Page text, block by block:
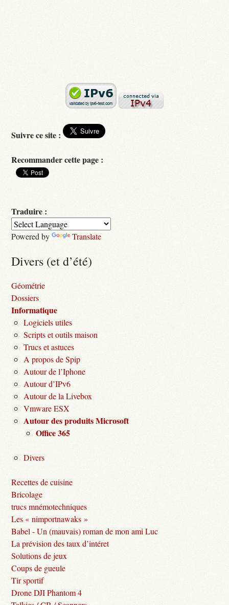
Suivre ce site :
Recommander cette page :
Traduire :
Powered by Translate
Divers (et d’été)
Géométrie
Dossiers
Informatique
Logiciels utiles
Scripts et outils maison
Trucs et astuces
A propos de Spip
Autour de l’Iphone
Autour d’IPv6
Autour de la Livebox
Vmware ESX
Autour des produits Microsoft
Office 365
Divers
Recettes de cuisine
Bricolage
trucs mnémotechniques
Les « nimportnawaks »
Babel - Un (mauvais) roman de mon ami Luc
La prévision des taux d’intéret
Solutions de jeux
Coups de gueule
Tir sportif
Drone DJI Phantom 4